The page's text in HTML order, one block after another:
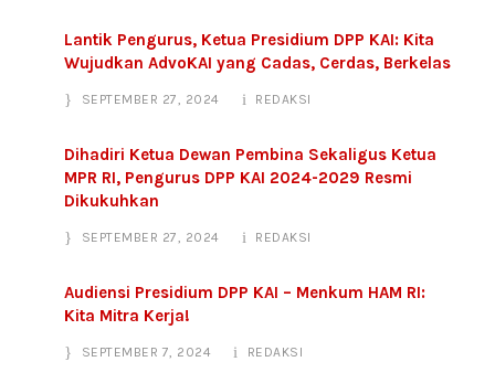
Lantik Pengurus, Ketua Presidium DPP KAI: Kita
Wujudkan AdvoKAI yang Cadas, Cerdas, Berkelas
SEPTEMBER 27, 2024 REDAKSI
Dihadiri Ketua Dewan Pembina Sekaligus Ketua
MPR RI, Pengurus DPP KAI 2024-2029 Resmi
Dikukuhkan
SEPTEMBER 27, 2024 REDAKSI
Audiensi Presidium DPP KAI – Menkum HAM RI:
Kita Mitra Kerja!
SEPTEMBER 7, 2024 REDAKSI